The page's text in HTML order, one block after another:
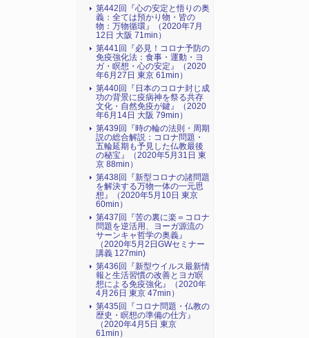
第442回『心の安定と悟りの奥
義：全ては預かり物・皆の
物：万物循環』（2020年7月
12日 大阪 71min）
第441回『必見！コロナ予防の
免疫強化法：食事・運動・ヨ
ガ・瞑想・心の安定』（2020
年6月27日 東京 61min）
第440回『日本のコロナ封じ成
功の背景に疫病神を祭る共存
文化・自然免疫が鍵』（2020
年6月14日 大阪 79min）
第439回『時の輪の法則・周期
説の総合解説：コロナ問題・
五輪延期も予見した仏教最後
の秘宝』（2020年5月31日 東
京 88min）
第438回『新型コロナの諸問題
を解決する万物一体の一元思
想』（2020年5月10日 東京
60min）
第437回『苦の裏に楽＝コロナ
問題を逆活用、ヨーガ源流の
サーンキャ哲学の奥義』
（2020年5月2日GWセミナー
講義 127min)
第436回『新型ウイルス最新情
報と生活習慣の改善とヨガ瞑
想による免疫強化』（2020年
4月26日 東京 47min）
第435回『コロナ問題・仏教の
歴史・瞑想の準備の仕方』
（2020年4月5日 東京
61min）